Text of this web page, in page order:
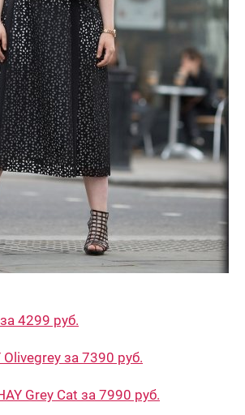
4299 руб.
за 7390 руб.
Grey Cat за 7990 руб.